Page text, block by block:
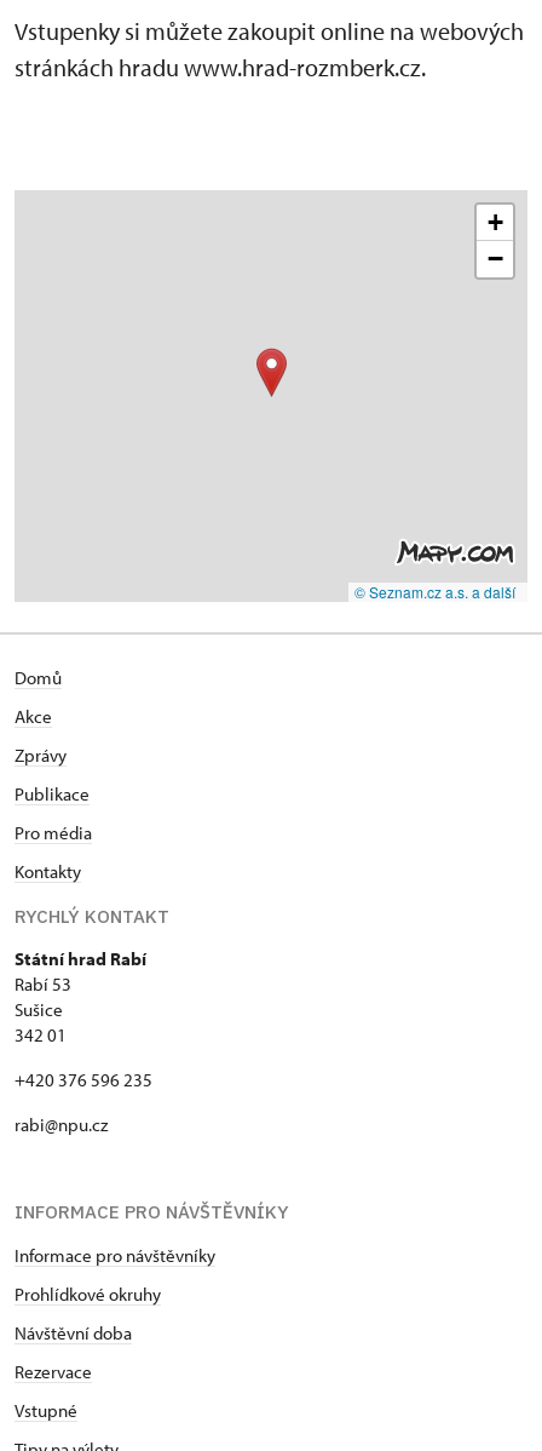
Vstupenky si můžete zakoupit online na webových
stránkách hradu www.hrad-rozmberk.cz.
+
−
© Seznam.cz a.s. a další
Domů
Akce
Zprávy
Publikace
Pro média
Kontakty
RYCHLÝ KONTAKT
Státní hrad Rabí
Rabí 53
Sušice
342 01
+420 376 596 235
rabi@npu.cz
INFORMACE PRO NÁVŠTĚVNÍKY
Informace pro návštěvníky
Prohlídkové okruhy
Návštěvní doba
Rezervace
Vstupné